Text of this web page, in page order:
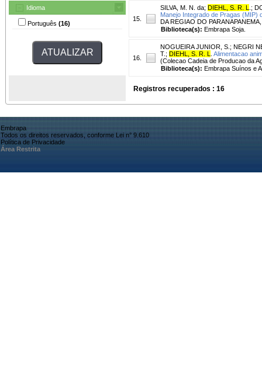
Idioma
Português (16)
15.
SILVA, M. N. da; DIEHL, S. R. L ;
Manejo Integrado de Pragas (MIP)
DA REGIAO DO
Biblioteca(s): Embrapa Soja.
16.
NOGUEIRA JUNIOR, S. ; NEGRI
T. ; DIEHL, S. R. L
Alimentacao
(Colecao Cadeia de Producao da
Biblioteca(s): Embrapa Suínos e
Registros recuperados : 16
Embrapa
Todos os direitos reservados, conforme Lei n° 9.610
Política de Privacidade
Área Restrita